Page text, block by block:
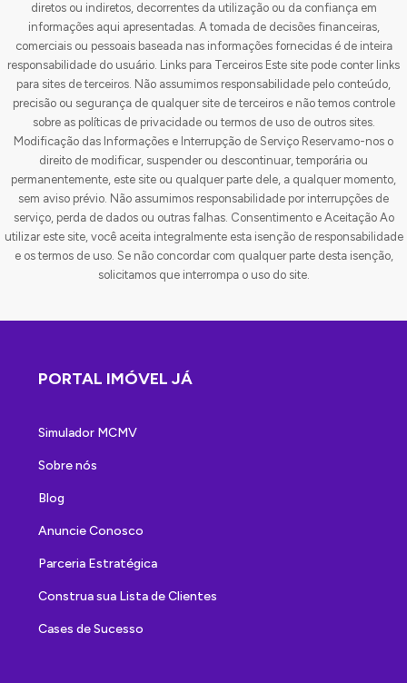
diretos ou indiretos, decorrentes da utilização ou da confiança em
informações aqui apresentadas. A tomada de decisões financeiras,
comerciais ou pessoais baseada nas informações fornecidas é de inteira
responsabilidade do usuário. Links para Terceiros Este site pode conter links
para sites de terceiros. Não assumimos responsabilidade pelo conteúdo,
precisão ou segurança de qualquer site de terceiros e não temos controle
sobre as políticas de privacidade ou termos de uso de outros sites.
Modificação das Informações e Interrupção de Serviço Reservamo-nos o
direito de modificar, suspender ou descontinuar, temporária ou
permanentemente, este site ou qualquer parte dele, a qualquer momento,
sem aviso prévio. Não assumimos responsabilidade por interrupções de
serviço, perda de dados ou outras falhas. Consentimento e Aceitação Ao
utilizar este site, você aceita integralmente esta isenção de responsabilidade
e os termos de uso. Se não concordar com qualquer parte desta isenção,
solicitamos que interrompa o uso do site.
PORTAL IMÓVEL JÁ
Simulador MCMV
Sobre nós
Blog
Anuncie Conosco
Parceria Estratégica
Construa sua Lista de Clientes
Cases de Sucesso